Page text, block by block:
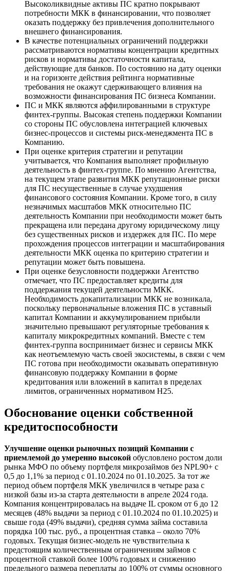
Высоколиквидные активы ПС кратно покрывают
потребности МКК в финансировании, что позволяет
оказать поддержку без привлечения дополнительного
внешнего финансирования.
В качестве потенциальных ограничений поддержки
рассматриваются нормативы концентрации кредитных
рисков и нормативы достаточности капитала,
действующие для банков. По состоянию на дату оценки
и на горизонте действия рейтинга нормативные
требования не окажут сдерживающего влияния на
возможности финансирования ПС бизнеса Компании.
ПС и МКК являются аффилированными в структуре
финтех-группы. Высокая степень поддержки Компании
со стороны ПС обусловлена интеграцией ключевых
бизнес-процессов и системы риск-менеджмента ПС в
Компанию.
При оценке критерия стратегии и репутации
учитывается, что Компания выполняет профильную
деятельность в финтех-группе. По мнению Агентства,
на текущем этапе развития МКК репутационные риски
для ПС несущественные в случае ухудшения
финансового состояния Компании. Кроме того, в силу
незначимых масштабов МКК относительно ПС
деятельность Компании при необходимости может быть
прекращена или передана другому юридическому лицу
без существенных рисков и издержек для ПС. По мере
прохождения процессов интеграции и масштабирования
деятельности МКК оценка по критерию стратегии и
репутации может быть повышена.
При оценке безусловности поддержки Агентство
отмечает, что ПС предоставляет кредиты для
поддержания текущей деятельности МКК.
Необходимость докапитализации МКК не возникала,
поскольку первоначальные вложения ПС в уставный
капитал Компании и аккумулированием прибыли
значительно превышают регуляторные требования к
капиталу микрокредитных компаний. Вместе с тем
финтех-группа воспринимает бизнес и сервисы МКК
как неотъемлемую часть своей экосистемы, в связи с чем
ПС готова при необходимости оказывать оперативную
финансовую поддержку Компании в форме
кредитования или вложений в капитал в пределах
лимитов, ограниченных нормативом Н25.
Обоснование оценки собственной
кредитоспособности
Улучшение оценки рыночных позиций Компании с
приемлемой до умеренно высокой обусловлено ростом доли
рынка МФО по объему портфеля микрозаймов без NPL90+ с
0,5 до 1,1% за период с 01.10.2024 по 01.10.2025. За тот же
период объем портфеля МКК увеличился в четыре раза с
низкой базы из-за старта деятельности в апреле 2024 года.
Компания концентрировалась на выдаче IL сроком от 6 до 12
месяцев (48% выдачи за период с 01.10.2024 по 01.10.2025) и
свыше года (49% выдачи), средняя сумма займа составила
порядка 100 тыс. руб., а процентная ставка – около 70%
годовых. Текущая бизнес-модель не чувствительна к
предстоящим количественным ограничениям займов с
процентной ставкой более 100% годовых и снижению
предельного размера переплаты до 100% от суммы основного